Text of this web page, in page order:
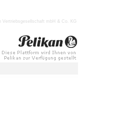
Vertriebsgesellschaft mbH & Co. KG